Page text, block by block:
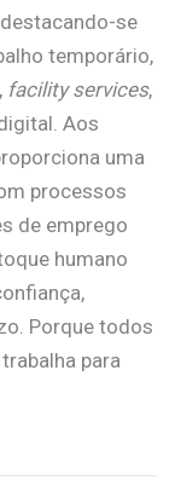
se
temporário,
facility services,
Aos
uma
processos
de emprego
humano
Porque todos
para